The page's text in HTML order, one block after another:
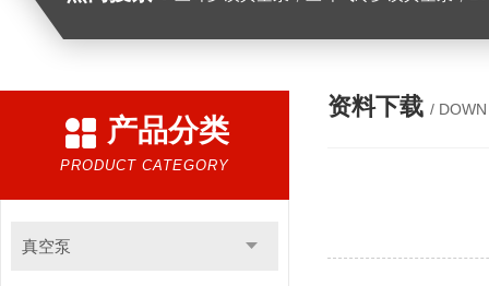
产品分类
PRODUCT CATEGORY
真空泵
资料下载 / DOWN